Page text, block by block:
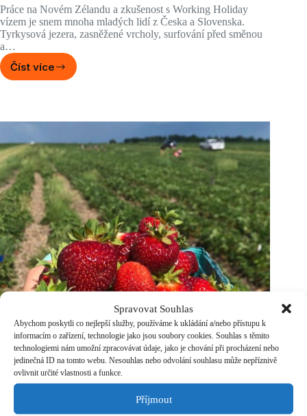
Spravovat Souhlas
Abychom poskytli co nejlepší služby, používáme k ukládání a/nebo přístupu k
informacím o zařízení, technologie jako jsou soubory cookies. Souhlas s těmito
technologiemi nám umožní zpracovávat údaje, jako je chování při procházení nebo
jedinečná ID na tomto webu. Nesouhlas nebo odvolání souhlasu může nepříznivě
ovlivnit určité vlastnosti a funkce.
Příjmout
Práce na Novém Zélandu a zkušenost s Working Holiday
vízem je snem mnoha mladých lidí z Česka a Slovenska.
Tyrkysová jezera, zasněžené vrcholy, surfování před směnou
a…
Číst více
Práce
2026
Working
Holiday
víza
pro
Čechy
a
Slováky
(kompletní
průvodce)